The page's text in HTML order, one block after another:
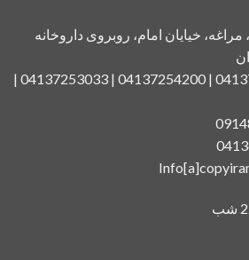
خیایان امام، روبروی داروخانه
شماره تماس: 04137252392 | 04137254200 | 04137253033 |